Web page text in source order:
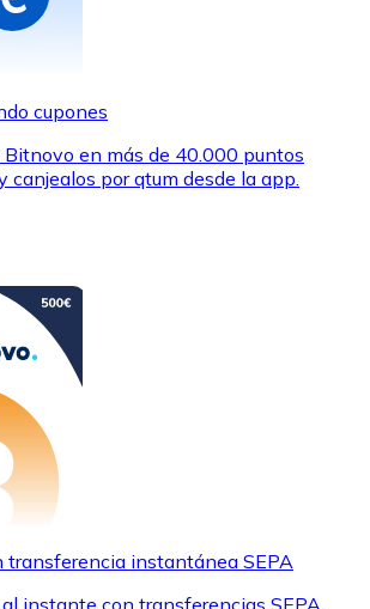
cupones
Bitnovo en más de 40.000 puntos
canjealos por qtum desde la app.
transferencia instantánea SEPA
instante con transferencias SEPA.